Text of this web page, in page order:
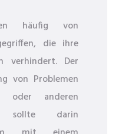
häufig von
die ihre
verhindert. Der
von Problemen
oder anderen
sollte darin